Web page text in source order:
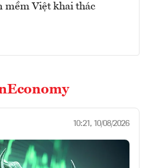
mềm Việt khai thác
10:21, 10/08/2026